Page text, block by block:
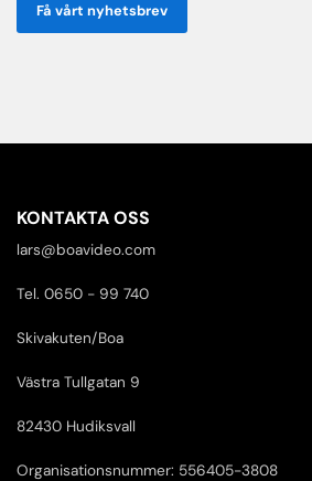
Få vårt nyhetsbrev
KONTAKTA OSS
lars@boavideo.com
Tel. 0650 - 99 740
Skivakuten/Boa
Västra Tullgatan 9
82430 Hudiksvall
Organisationsnummer: 556405-3808